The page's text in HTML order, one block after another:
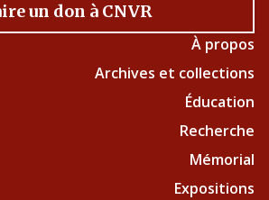
un don à CNVR
À propos
Archives et collections
Éducation
Recherche
Mémorial
Expositions